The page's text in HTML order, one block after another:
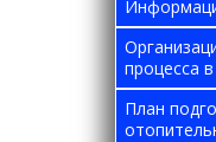
процесса
План